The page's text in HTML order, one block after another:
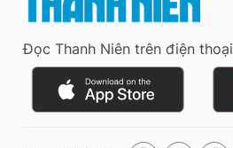
Đọc Thanh Niên trên điện thoại